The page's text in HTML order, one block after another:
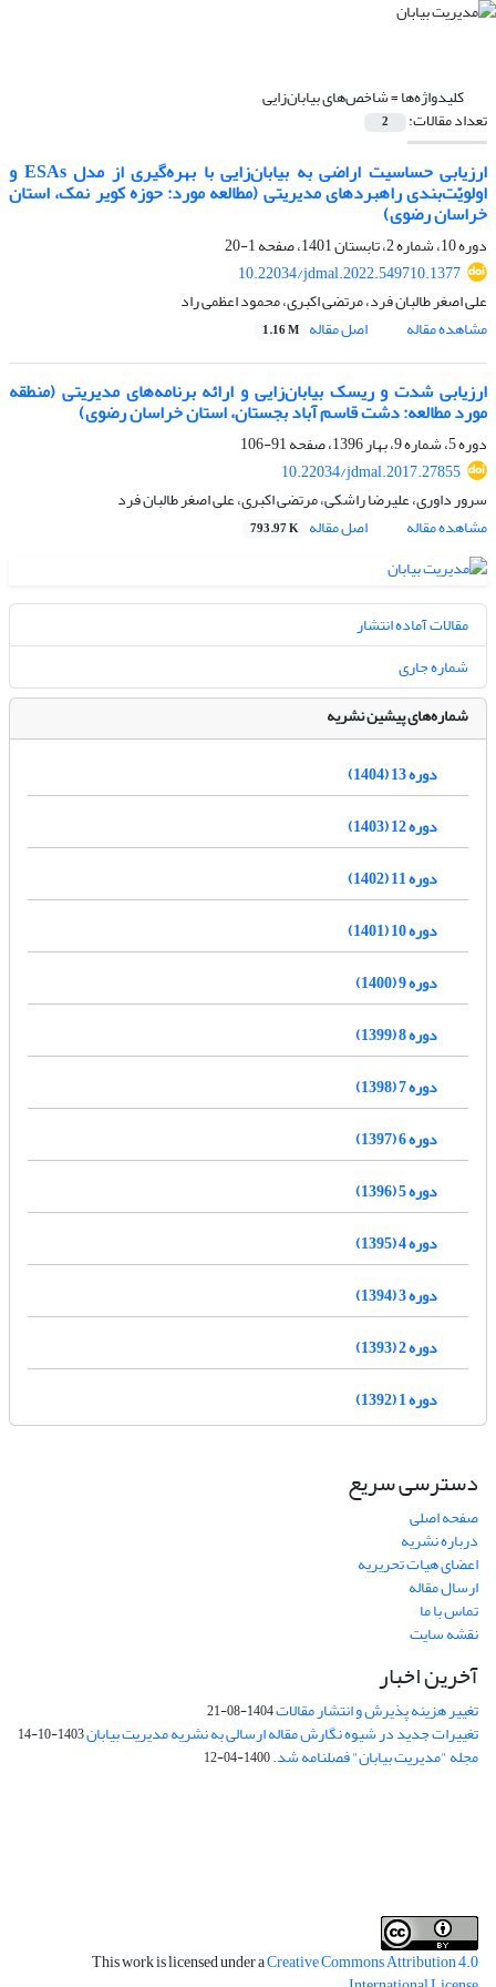
کلیدواژه‌ها =شاخص‌های بیابان‌زایی
تعداد مقالات: 2
ارزیابی حساسیت اراضی به بیابان‌زایی با بهره‌گیری از مدل ESAs و
اولویّت‌بندی راهبردهای مدیریتی (مطالعه مورد: حوزه کویر نمک، استان
خراسان رضوی)
دوره 10، شماره 2، تابستان 1401، صفحه
1-20
10.22034/jdmal.2022.549710.1377
علی اصغر طالبان فرد، مرتضی اکبری، محمود اعظمی راد
مشاهده مقاله
اصل مقاله 1.16 M
ارزیابی شدت و ریسک بیابان‌زایی و ارائه برنامه‌های مدیریتی (منطقه
مورد مطالعه: دشت قاسم آباد بجستان، استان خراسان رضوی)
دوره 5، شماره 9، بهار 1396، صفحه
91-106
10.22034/jdmal.2017.27855
سرور داوری، علیرضا راشکی، مرتضی اکبری، علی اصغر طالبان فرد
مشاهده مقاله
اصل مقاله 793.97 K
مقالات آماده انتشار
شماره جاری
شماره‌های پیشین نشریه
دوره 13 (1404)
دوره 12 (1403)
دوره 11 (1402)
دوره 10 (1401)
دوره 9 (1400)
دوره 8 (1399)
دوره 7 (1398)
دوره 6 (1397)
دوره 5 (1396)
دوره 4 (1395)
دوره 3 (1394)
دوره 2 (1393)
دوره 1 (1392)
دسترسی سریع
صفحه اصلی
درباره نشریه
اعضای هیات تحریریه
ارسال مقاله
تماس با ما
نقشه سایت
آخرین اخبار
تغییر هزینه پذیرش و انتشار مقالات1404-08-21
تغییرات جدید در شیوه نگارش مقاله ارسالی به نشریه مدیریت بیابان1403-10-14
مجله "مدیریت بیابان" فصلنامه شد.1400-04-12
This work is licensed under aCreative Commons Attribution 4.0